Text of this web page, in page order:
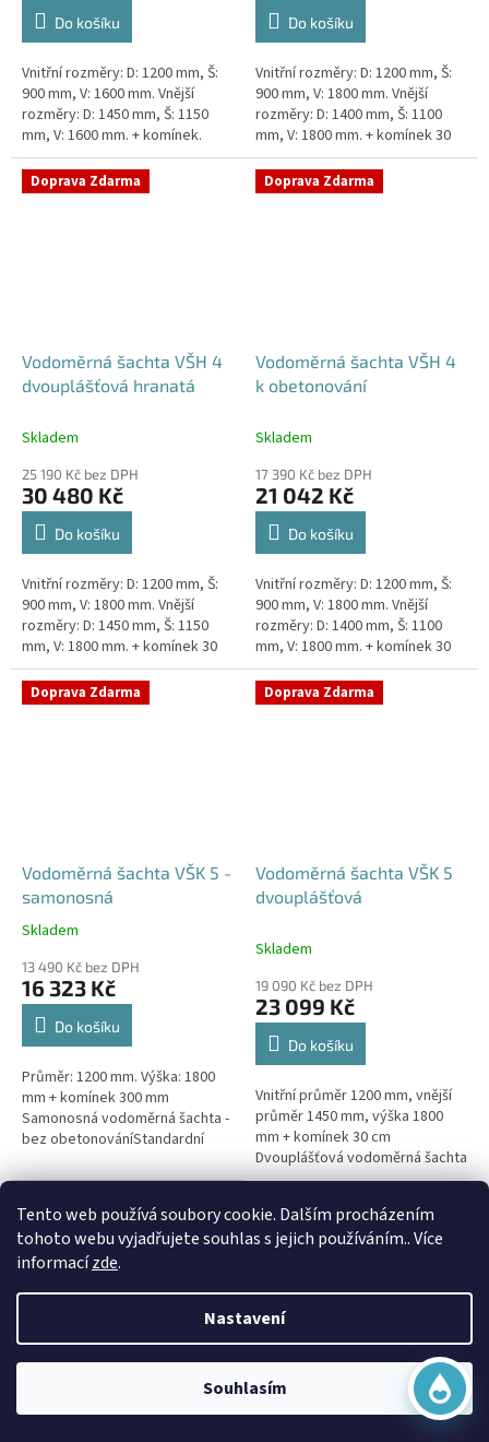
Tento web používá soubory cookie. Dalším procházením
tohoto webu vyjadřujete souhlas s jejich používáním.. Více
informacízde.
Nastavení
Souhlasím
Do košíku
Vnitřní rozměry: D: 1200 mm, Š:
900 mm, V: 1600 mm. Vnější
rozměry: D: 1450 mm, Š: 1150
mm, V: 1600 mm. + komínek.
Dvouplášťová vodoměrná šachta
- do míst se spodní...
Do košíku
Vnitřní rozměry: D: 1200 mm, Š:
900 mm, V: 1800 mm. Vnější
rozměry: D: 1400 mm, Š: 1100
mm, V: 1800 mm. + komínek 30
cm. Šachta vhodná pro
požadavky Pražské
Vodárenské!...
Doprava Zdarma
Vodoměrná šachta VŠH 4
dvouplášťová hranatá
Skladem
25 190 Kč bez DPH
30 480 Kč
Do košíku
Vnitřní rozměry: D: 1200 mm, Š:
900 mm, V: 1800 mm. Vnější
rozměry: D: 1450 mm, Š: 1150
mm, V: 1800 mm. + komínek 30
cm. Dvouplášťová vodoměrná
šachta - do míst se spodní...
Doprava Zdarma
Vodoměrná šachta VŠH 4
k obetonování
Skladem
17 390 Kč bez DPH
21 042 Kč
Do košíku
Vnitřní rozměry: D: 1200 mm, Š:
900 mm, V: 1800 mm. Vnější
rozměry: D: 1400 mm, Š: 1100
mm, V: 1800 mm. + komínek 30
cm. Vodoměrná šachta k
obetonování - pojízdná i pod...
Doprava Zdarma
Vodoměrná šachta VŠK 5 -
samonosná
Průměrné
produktu
je
5,0
hvězdiček.
Skladem
13 490 Kč bez DPH
16 323 Kč
Do košíku
Průměr: 1200 mm. Výška: 1800
mm + komínek 300 mm
Samonosná vodoměrná šachta -
bez obetonováníStandardní
přání) Doba dodání 10-14 dní.
Doprava Zdarma
Vodoměrná šachta VŠK 5
dvouplášťová
Skladem
19 090 Kč bez DPH
23 099 Kč
Do košíku
Vnitřní průměr 1200 mm, vnější
průměr 1450 mm, výška 1800
mm + komínek 30 cm
Dvouplášťová vodoměrná šachta
- do míst se spodní
parkovací...
Doprava Zdarma
Vodoměrná šachta VŠK 5 k
Online
Začít konverzaci